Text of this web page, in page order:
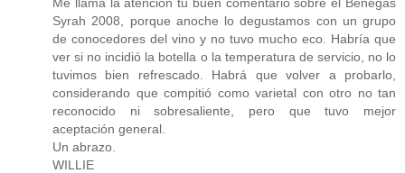
Syrah 2008, porque anoche lo degustamos con un grupo
de conocedores del vino y no tuvo mucho eco. Habría que
ver si no incidió la botella o la temperatura de servicio, no lo
tuvimos bien refrescado. Habrá que volver a probarlo,
considerando que compitió como varietal con otro no tan
reconocido ni sobresaliente, pero que tuvo mejor
aceptación general.
Un abrazo.
WILLIE